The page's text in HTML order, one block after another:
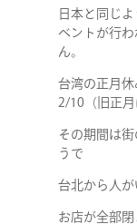
日本と同じ
ベントが行
ん。
台湾の正月
2/10（旧正月
その期間は
うで
台北から人が
お店が全部